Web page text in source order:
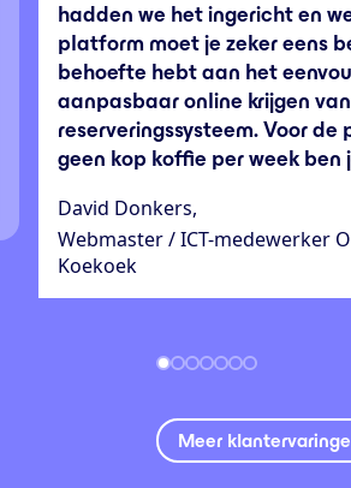
hadden we het ingericht en
platform moet je zeker eens
behoefte hebt aan het
aanpasbaar online krijgen
reserveringssysteem. Voor de
geen kop koffie per week ben
David Donkers,
Webmaster / ICT-medewerker
Koekoek
Meer